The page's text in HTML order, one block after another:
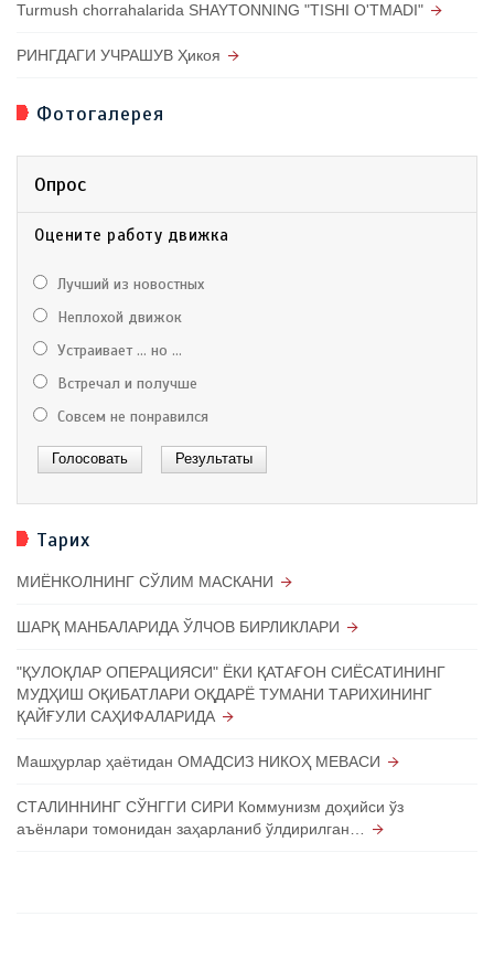
Turmush chorrahalarida SHAYTONNING "TISHI O'TMADI"
РИНГДАГИ УЧРАШУВ Ҳикоя
Фотогалерея
Опрос
Оцените работу движка
Лучший из новостных
Неплохой движок
Устраивает ... но ...
Встречал и получше
Совсем не понравился
Тарих
МИЁНКОЛНИНГ СЎЛИМ МАСКАНИ
ШАРҚ МАНБАЛАРИДА ЎЛЧОВ БИРЛИКЛАРИ
"ҚУЛОҚЛАР ОПЕРАЦИЯСИ" ЁКИ ҚАТАҒОН СИЁСАТИНИНГ
МУДҲИШ ОҚИБАТЛАРИ ОҚДАРЁ ТУМАНИ ТАРИХИНИНГ
ҚАЙҒУЛИ САҲИФАЛАРИДА
Машҳурлар ҳаётидан ОМАДСИЗ НИКОҲ МЕВАСИ
СТАЛИННИНГ СЎНГГИ СИРИ Коммунизм доҳийси ўз
аъёнлари томонидан заҳарланиб ўлдирилган…